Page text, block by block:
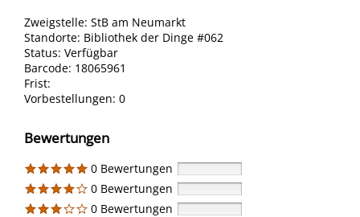
Zweigstelle: StB am Neumarkt
Standorte: Bibliothek der Dinge #062
Status: Verfügbar
Barcode: 18065961
Frist:
Vorbestellungen: 0
Bewertungen
0 Bewertungen
0 Bewertungen
0 Bewertungen